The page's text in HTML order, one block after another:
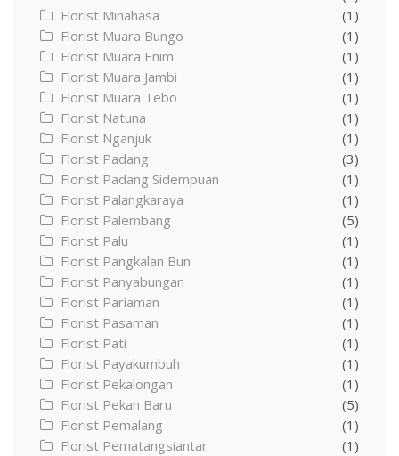
Florist Minahasa
(1)
Florist Muara Bungo
(1)
Florist Muara Enim
(1)
Florist Muara Jambi
(1)
Florist Muara Tebo
(1)
Florist Natuna
(1)
Florist Nganjuk
(1)
Florist Padang
(3)
Florist Padang Sidempuan
(1)
Florist Palangkaraya
(1)
Florist Palembang
(5)
Florist Palu
(1)
Florist Pangkalan Bun
(1)
Florist Panyabungan
(1)
Florist Pariaman
(1)
Florist Pasaman
(1)
Florist Pati
(1)
Florist Payakumbuh
(1)
Florist Pekalongan
(1)
Florist Pekan Baru
(5)
Florist Pemalang
(1)
Florist Pematangsiantar
(1)